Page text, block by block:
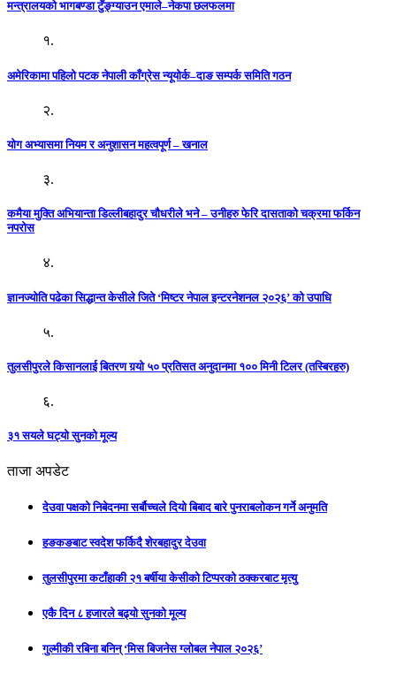
मन्त्रालयको भागबण्डा टुँङ्ग्याउन एमाले–नेकपा छलफलमा
१.
अमेरिकामा पहिलो पटक नेपाली काँग्रेस न्यूयोर्क–दाङ सम्पर्क समिति गठन
२.
योग अभ्यासमा नियम र अनुशासन महत्वपूर्ण – खनाल
३.
कमैया मुक्ति अभियान्ता डिल्लीबहादुर चौधरीले भने – उनीहरु फेरि दासताको चक्रमा फर्किन
नपरोस
४.
ज्ञानज्योति पढेका सिद्धान्त केसीले जिते ‘मिष्टर नेपाल इन्टरनेशनल २०२६’ को उपाधि
५.
तुलसीपुरले किसानलाई बितरण गर्‍यो ५० प्रतिसत अनुदानमा १०० मिनी टिलर (तस्बिरहरु)
६.
३१ सयले घट्यो सुनको मूल्य
ताजा अपडेट
देउवा पक्षको निबेदनमा सर्बौच्चले दियो बिबाद बारे पुनराबलोकन गर्ने अनुमति
हङकङबाट स्वदेश फर्किदै शेरबहादुर देउवा
तुलसीपुरमा कटाँहाकी २१ बर्षीया केसीको टिप्परको ठक्करबाट मृत्यु
एकै दिन ८ हजारले बढ्यो सुनको मूल्य
गुल्मीकी रबिना बनिन् ‘मिस बिजनेस ग्लोबल नेपाल २०२६’